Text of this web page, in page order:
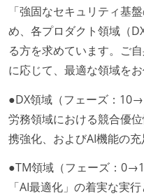
「強固なセキュリティ基
め、各プロダクト領域（
る方を求めています。ご
に応じて、最適な領域をお
●DX領域（フェーズ：
労務領域における競合優
携強化、およびAI機能の充
●TM領域（フェーズ：
「AI最適化」の着実な実